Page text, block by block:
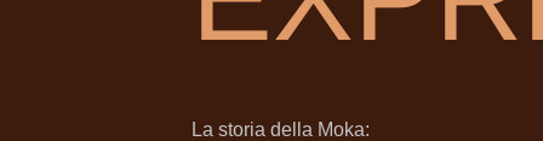
La storia della Moka: